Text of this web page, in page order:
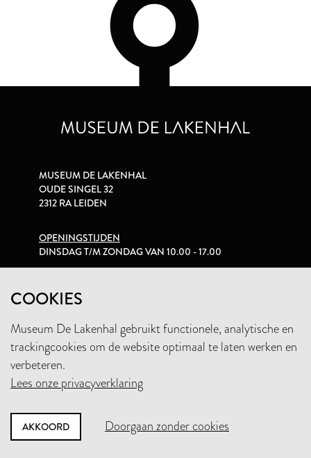
COOKIES
Museum De Lakenhal gebruikt functionele, analytische en
trackingcookies om de website optimaal te laten werken en
verbeteren.
Lees onze privacyverklaring
AKKOORD Doorgaan zonder cookies
MUSEUM DE LAKENHAL
OUDE SINGEL 32
2312 RA LEIDEN
OPENINGSTIJDEN
DINSDAG T/M ZONDAG VAN 10.00 - 17.00
+31 (0)71 5165360
INFO@LAKENHAL.NL
STEUN HET MUSEUM
NIEUWSBRIEF